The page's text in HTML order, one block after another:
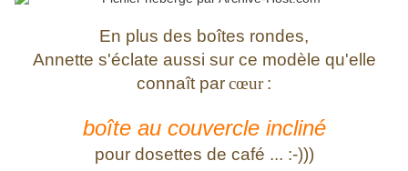
En plus des boîtes rondes,
Annette s'éclate aussi sur ce modèle qu'elle
connaît parcœur :
boîte au couvercle incliné
pour dosettes de café ... :-)))